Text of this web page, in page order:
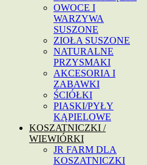
OWOCE I
WARZYWA
SUSZONE
ZIOŁA SUSZONE
NATURALNE
PRZYSMAKI
AKCESORIA I
ZABAWKI
ŚCIÓŁKI
PIASKI/PYŁY
KĄPIELOWE
KOSZATNICZKI /
WIEWIÓRKI
JR FARM DLA
KOSZATNICZKI